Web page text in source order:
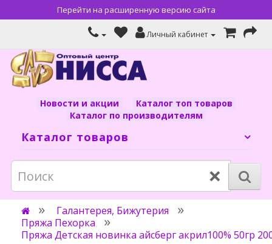
Перейти на расширенную версию сайта
Личный кабинет
Новости и акции
Каталог топ товаров
Каталог по производителям
Каталог товаров
×
Галантерея, Бижутерия
Пряжа Пехорка
Пряжа Детская новинка айсберг акрил100% 50гр